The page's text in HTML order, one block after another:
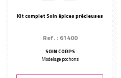
Kit complet Soin épices précieuses
Ref. : 61400
SOIN CORPS
Modelage pochons